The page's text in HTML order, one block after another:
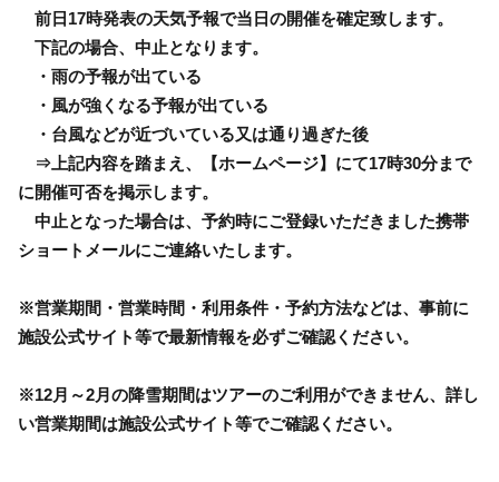
前日17時発表の天気予報で当日の開催を確定致します。
下記の場合、中止となります。
・雨の予報が出ている
・風が強くなる予報が出ている
・台風などが近づいている又は通り過ぎた後
⇒上記内容を踏まえ、【ホームページ】にて17時30分まで
に開催可否を掲示します。
中止となった場合は、予約時にご登録いただきました携帯
ショートメールにご連絡いたします。
※営業期間・営業時間・利用条件・予約方法などは、事前に
施設公式サイト等で最新情報を必ずご確認ください。
※12月～2月の降雪期間はツアーのご利用ができません、詳し
い営業期間は施設公式サイト等でご確認ください。